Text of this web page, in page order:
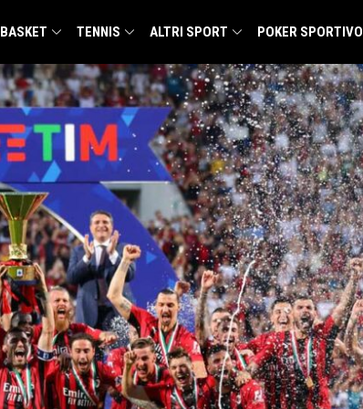
BASKET TENNIS ALTRI SPORT POKER SPORTIVO